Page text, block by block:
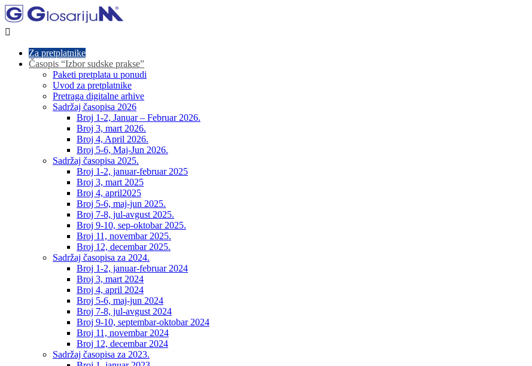

Za pretplatnike
Časopis “Izbor sudske prakse”
Paketi pretplata u ponudi
Uvod za pretplatnike
Pretraga digitalne arhive
Sadržaj časopisa 2026
Broj 1-2, Januar – Februar 2026.
Broj 3, mart 2026.
Broj 4, April 2026.
Broj 5-6, Maj-Jun 2026.
Sadržaj časopisa 2025.
Broj 1-2, januar-februar 2025
Broj 3, mart 2025
Broj 4, april2025
Broj 5-6, maj-jun 2025.
Broj 7-8, jul-avgust 2025.
Broj 9-10, sep-oktobar 2025.
Broj 11, novembar 2025.
Broj 12, decembar 2025.
Sadržaj časopisa za 2024.
Broj 1-2, januar-februar 2024
Broj 3, mart 2024
Broj 4, april 2024
Broj 5-6, maj-jun 2024
Broj 7-8, jul-avgust 2024
Broj 9-10, septembar-oktobar 2024
Broj 11, novembar 2024
Broj 12, decembar 2024
Sadržaj časopisa za 2023.